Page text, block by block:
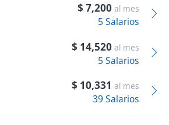
$ 7,200 al mes
5 Salarios
$ 14,520 al mes
5 Salarios
$ 10,331 al mes
39 Salarios